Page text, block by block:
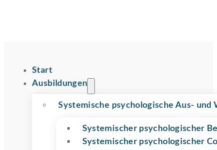
Start
Ausbildungen
Systemische psychologische Aus- und
Systemischer psychologischer
Systemischer psychologischer